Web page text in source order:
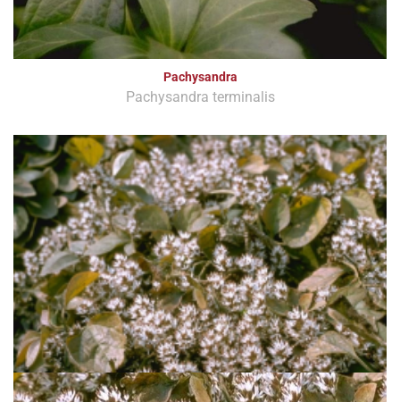
Pachysandra
Pachysandra terminalis